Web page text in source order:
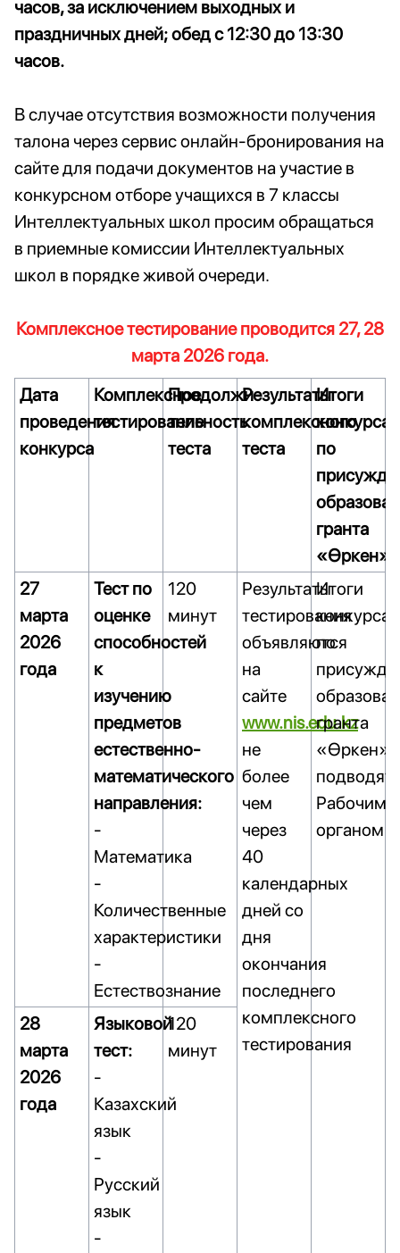
часов, за исключением выходных и
праздничных дней; обед с 12:30 до 13:30
часов.
В случае отсутствия возможности получения
талона через сервис онлайн-бронирования на
сайте для подачи документов на участие в
конкурсном отборе учащихся в 7 классы
Интеллектуальных школ просим обращаться
в приемные комиссии Интеллектуальных
школ в порядке живой очереди.
Комплексное тестирование проводится 27, 28
марта 2026 года.
Дата
проведения
конкурса
Комплексное
тестирование
Продолжи-
тельность
теста
Результаты
комплексного
теста
Итоги
конкурса
по
гранта
«Өркен»
27
марта
2026
года
Тест по
оценке
способностей
к
изучению
предметов
естественно-
математического
направления:
-
Математика
-
Количественные
характеристики
-
Естествознание
120
минут
Результаты
тестирования
объявляются
на
сайте
www.nis.edu.kz
не
более
чем
через
40
календарных
дней со
дня
окончания
последнего
комплексного
тестирования
Итоги
конкурса
по
гранта
«Өркен»
Рабочим
органом
28
марта
2026
года
Языковой
тест:
-
Казахский
язык
-
Русский
язык
-
120
минут